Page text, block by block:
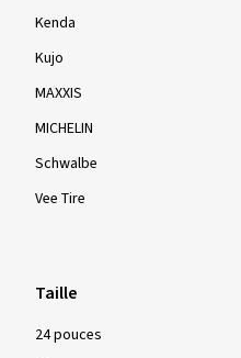
Kenda
Kujo
MAXXIS
MICHELIN
Schwalbe
Vee Tire
Taille
24 pouces